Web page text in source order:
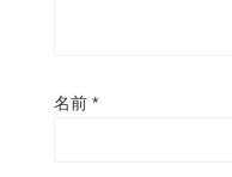
名前 *